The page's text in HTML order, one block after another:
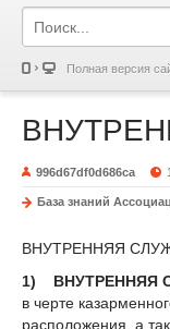
Полная версия
996d67df0d686ca
База знаний
ВНУТРЕННЯЯ
1) ВНУТРЕННЯЯ
в черте
расположения, а